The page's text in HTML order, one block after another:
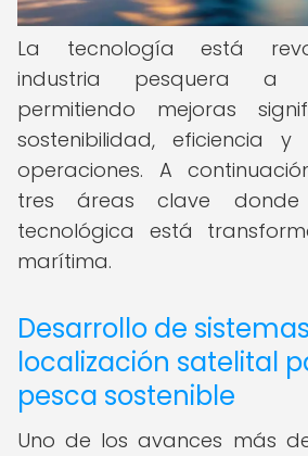
La tecnología está
industria pesquera a
permitiendo mejoras
sostenibilidad, eficiencia
operaciones. A
tres áreas clave donde
tecnológica está
marítima.
Desarrollo de
localización satelital
pesca sostenible
Uno de los avances más